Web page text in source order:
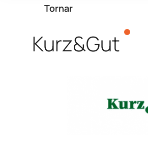
Tornar
Kurz&Gut